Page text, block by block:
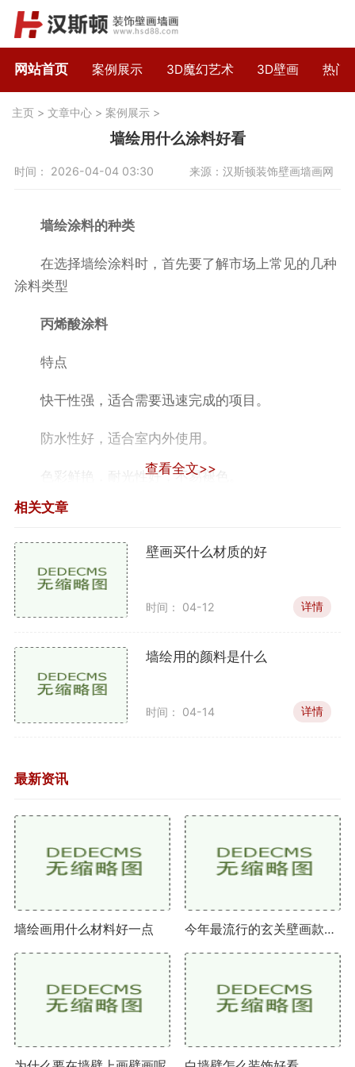
网站首页 案例展示 3D魔幻艺术 3D壁画 热门
主页 > 文章中心 > 案例展示 >
墙绘用什么涂料好看
时间： 2026-04-04 03:30 来源：汉斯顿装饰壁画墙画网
墙绘涂料的种类
在选择墙绘涂料时，首先要了解市场上常见的几种
涂料类型
丙烯酸涂料
特点
快干性强，适合需要迅速完成的项目。
防水性好，适合室内外使用。
色彩鲜艳，耐光性好，不易褪色。
适用场景
丙烯酸涂料适用于各种墙面，无论是室内卧室还是
户外花园，都能展现出良好的效果。尤其是在阳光直射
的环境中，其耐光性表现尤为突出。
特点
环保无毒，适合儿童房或室内使用。
色彩丰富，可以根据需求调配。
水性涂料非常适合家庭使用，特别是在有小孩或宠
物的环境中，它的安全性更为重要。水性涂料适用于室
内墙面，能够为家居环境增添生机。
特点
涂层光滑、耐磨损，适合高频使用的区域。
颜色饱满，但气味较重，干燥时间较长。
查看全文>>
相关文章
壁画买什么材质的好
时间： 04-12 详情
墙绘用的颜料是什么
时间： 04-14 详情
最新资讯
墙绘画用什么材料好一点 今年最流行的玄关壁画款式有哪些